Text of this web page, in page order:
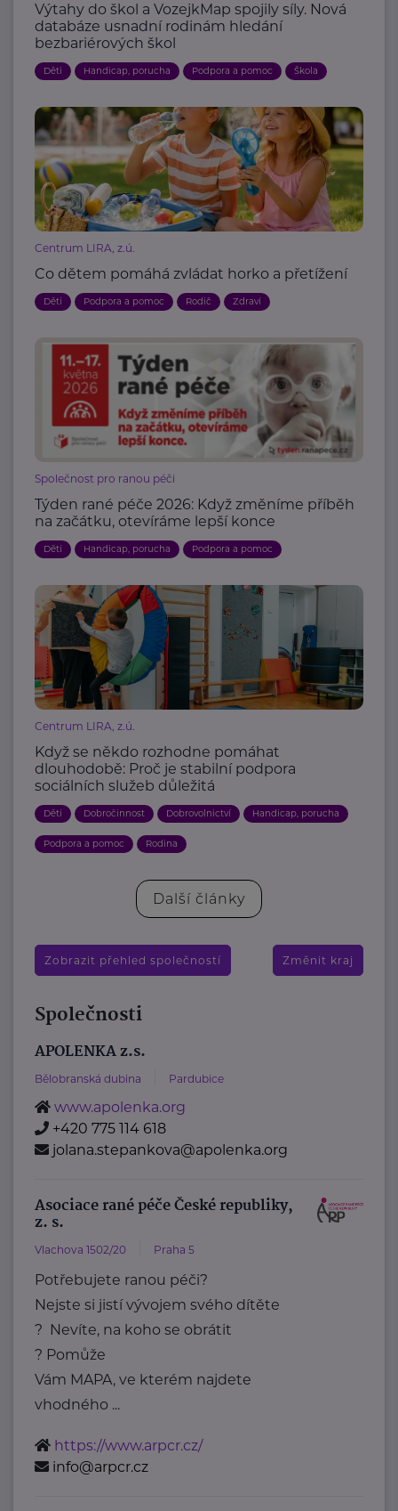
Výtahy do škol a VozejkMap spojily síly. Nová
databáze usnadní rodinám hledání
bezbariérových škol
Děti Handicap, porucha Podpora a pomoc Škola
Centrum LIRA, z.ú.
Co dětem pomáhá zvládat horko a přetížení
Děti Podpora a pomoc Rodič Zdraví
Společnost pro ranou péči
Týden rané péče 2026: Když změníme příběh
na začátku, otevíráme lepší konce
Děti Handicap, porucha Podpora a pomoc
Centrum LIRA, z.ú.
Když se někdo rozhodne pomáhat
dlouhodobě: Proč je stabilní podpora
sociálních služeb důležitá
Děti Dobročinnost Dobrovolnictví Handicap, porucha
Podpora a pomoc Rodina
Další články
Zobrazit přehled společností Změnit kraj
Společnosti
APOLENKA z.s.
Bělobranská dubina Pardubice
www.apolenka.org
+420 775 114 618
jolana.stepankova@apolenka.org
Asociace rané péče České republiky,
z. s.
Vlachova 1502/20 Praha 5
Potřebujete ranou péči?
Nejste si jistí vývojem svého dítěte
? Nevíte, na koho se obrátit
? Pomůže
Vám MAPA, ve kterém najdete
vhodného ...
https://www.arpcr.cz/
info@arpcr.cz